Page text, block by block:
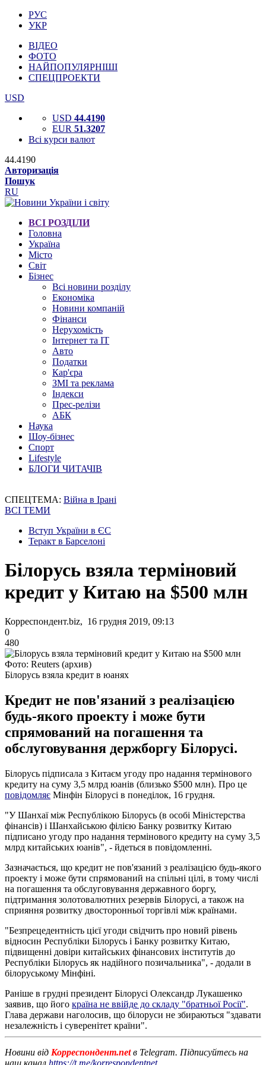
РУС
УКР
ВІДЕО
ФОТО
НАЙПОПУЛЯРНІШІ
СПЕЦПРОЕКТИ
USD
USD 44.4190
EUR 51.3207
Всі курси валют
44.4190
Авторизація
Пошук
RU
ВСІ РОЗДІЛИ
Головна
Україна
Місто
Світ
Бізнес
Всі новини розділу
Економіка
Новини компаній
Фінанси
Нерухомість
Інтернет та IT
Авто
Податки
Кар'єра
ЗМІ та реклама
Індекси
Прес-релізи
АБК
Наука
Шоу-бізнес
Спорт
Lifestyle
БЛОГИ ЧИТАЧІВ
СПЕЦТЕМА: Війна в Ірані
ВСІ ТЕМИ
Вступ України в ЄС
Теракт в Барселоні
Білорусь взяла терміновий
кредит у Китаю на $500 млн
Корреспондент.biz, 16 грудня 2019, 09:13
0
480
Фото: Reuters (архив)
Білорусь взяла кредит в юанях
Кредит не пов'язаний з реалізацією
будь-якого проекту і може бути
спрямований на погашення та
обслуговування держборгу Білорусі.
Білорусь підписала з Китаєм угоду про надання термінового
кредиту на суму 3,5 млрд юанів (близько $500 млн). Про це
повідомляє Мінфін Білорусі в понеділок, 16 грудня.
"У Шанхаї між Республікою Білорусь (в особі Міністерства
фінансів) і Шанхайською філією Банку розвитку Китаю
підписано угоду про надання термінового кредиту на суму 3,5
млрд китайських юанів", - йдеться в повідомленні.
Зазначається, що кредит не пов'язаний з реалізацією будь-якого
проекту і може бути спрямований на спільні цілі, в тому числі
на погашення та обслуговування державного боргу,
підтримання золотовалютних резервів Білорусі, а також на
сприяння розвитку двосторонньої торгівлі між країнами.
"Безпрецедентність цієї угоди свідчить про новий рівень
відносин Республіки Білорусь і Банку розвитку Китаю,
підвищенні довіри китайських фінансових інститутів до
Республіки Білорусь як надійного позичальника", - додали в
білоруському Мінфіні.
Раніше в грудні президент Білорусі Олександр Лукашенко
заявив, що його країна не ввійде до складу "братньої Росії".
Глава держави наголосив, що білоруси не збираються "здавати
незалежність і суверенітет країни".
Новини від Корреспондент.netв Telegram. Підписуйтесь на